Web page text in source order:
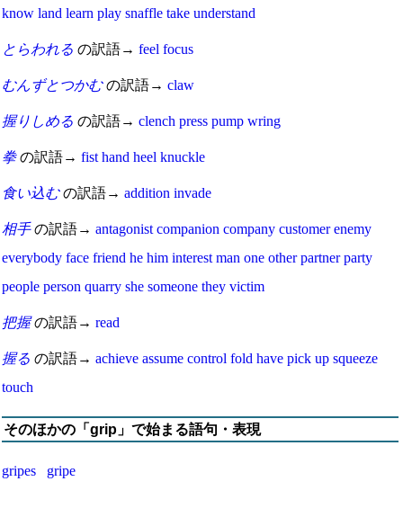
know land learn play snaffle take understand
とらわれる の訳語→ feel focus
むんずとつかむの訳語→ claw
握りしめる の訳語→ clench press pump wring
拳の訳語→ fist hand heel knuckle
食い込むの訳語→ addition invade
相手の訳語→ antagonist companion company customer enemy
everybody face friend he him interest man one other partner party
people person quarry she someone they victim
把握の訳語→ read
握る の訳語→ achieve assume control fold have pick up squeeze
touch
そのほかの「grip」で始まる語句・表現
gripes gripe